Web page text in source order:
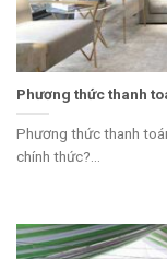
Phương thức thanh
Phương thức thanh
chính thức?...